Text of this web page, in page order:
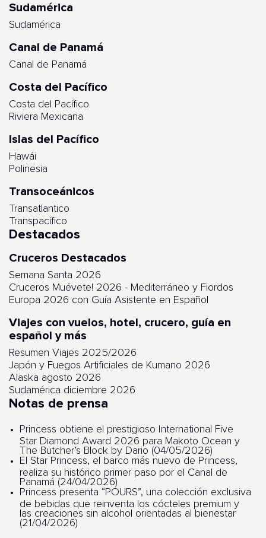
Sudamérica
Sudamérica
Canal de Panamá
Canal de Panamá
Costa del Pacífico
Costa del Pacífico
Riviera Mexicana
Islas del Pacífico
Hawái
Polinesia
Transoceánicos
Transatlantico
Transpacífico
Destacados
Cruceros Destacados
Semana Santa 2026
Cruceros Muévete! 2026 - Mediterráneo y Fiordos
Europa 2026 con Guía Asistente en Español
Viajes con vuelos, hotel, crucero, guía en
español y más
Resumen Viajes 2025/2026
Japón y Fuegos Artificiales de Kumano 2026
Alaska agosto 2026
Sudamérica diciembre 2026
Notas de prensa
Princess obtiene el prestigioso International Five
Star Diamond Award 2026 para Makoto Ocean y
The Butcher’s Block by Dario (04/05/2026)
El Star Princess, el barco más nuevo de Princess,
realiza su histórico primer paso por el Canal de
Panamá (24/04/2026)
Princess presenta “POURS”, una colección exclusiva
de bebidas que reinventa los cócteles premium y
las creaciones sin alcohol orientadas al bienestar
(21/04/2026)